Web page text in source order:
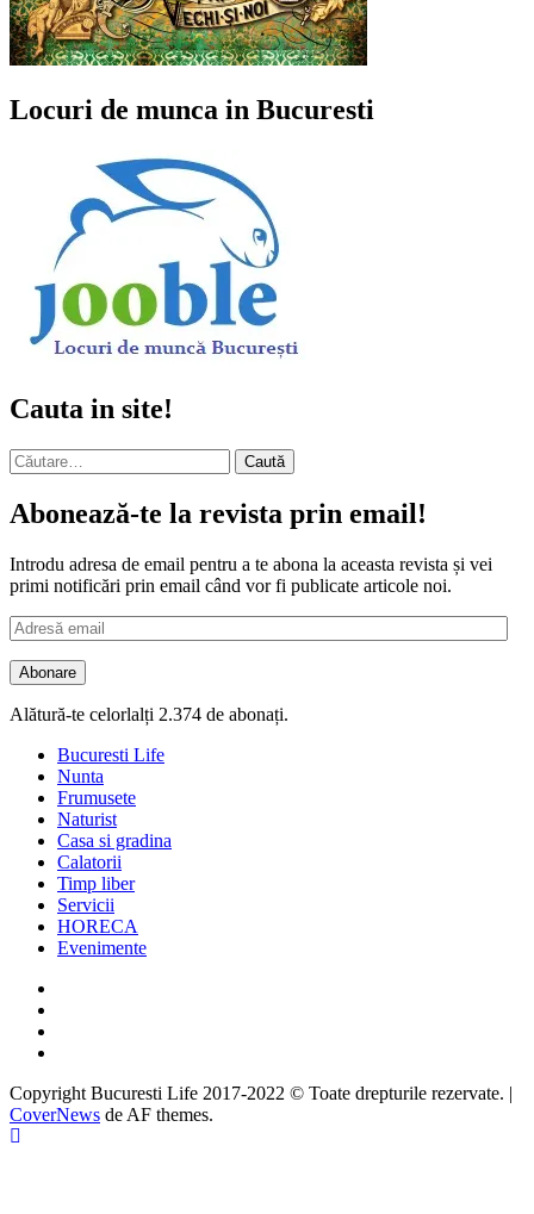
Locuri de munca in Bucuresti
Cauta in site!
Caută
după:
Abonează-te la revista prin email!
Introdu adresa de email pentru a te abona la aceasta revista și vei
primi notificări prin email când vor fi publicate articole noi.
Adresă
email
Abonare
Alătură-te celorlalți 2.374 de abonați.
Bucuresti Life
Nunta
Frumusete
Naturist
Casa si gradina
Calatorii
Timp liber
Servicii
HORECA
Evenimente
Copyright Bucuresti Life 2017-2022 © Toate drepturile rezervate. |
CoverNews de AF themes.